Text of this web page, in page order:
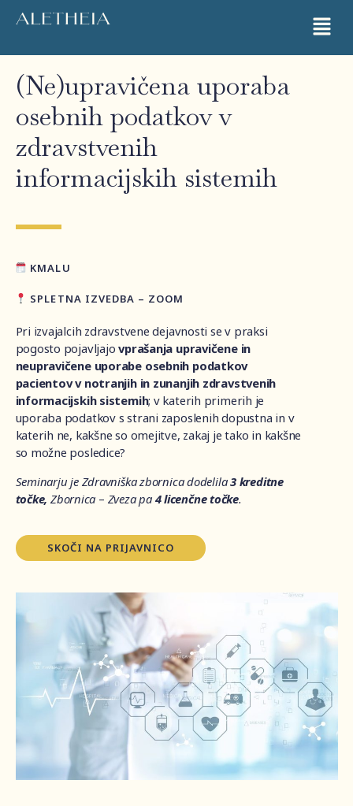
(Ne)upravičena uporaba
osebnih podatkov v
zdravstvenih
informacijskih sistemih
KMALU
SPLETNA IZVEDBA – ZOOM
Pri izvajalcih zdravstvene dejavnosti se v praksi
pogosto pojavljajovprašanja upravičene in
neupravičene uporabe osebnih podatkov
pacientovv notranjih in zunanjih zdravstvenih
informacijskih sistemih; v katerih primerih je
uporaba podatkov s strani zaposlenih dopustna in v
katerih ne, kakšne so omejitve, zakaj je tako in kakšne
so možne posledice?
Seminarju je Zdravniška zbornica dodelila3 kreditne
točke, Zbornica – Zveza pa 4 licenčne točke.
SKOČI NA PRIJAVNICO